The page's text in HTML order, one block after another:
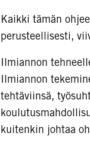
Kaikki tämän
perusteellisesti,
Ilmiannon
Ilmiannon
tehtäviinsä,
kuitenkin johtaa